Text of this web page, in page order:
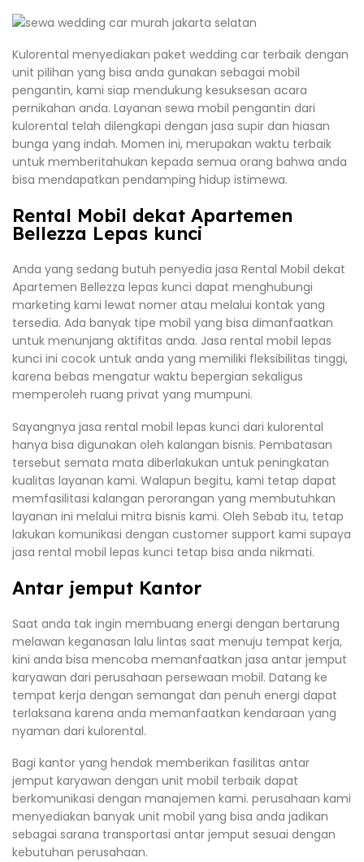
Kulorental menyediakan paket wedding car terbaik dengan
unit pilihan yang bisa anda gunakan sebagai mobil
pengantin, kami siap mendukung kesuksesan acara
pernikahan anda. Layanan sewa mobil pengantin dari
kulorental telah dilengkapi dengan jasa supir dan hiasan
bunga yang indah. Momen ini, merupakan waktu terbaik
untuk memberitahukan kepada semua orang bahwa anda
bisa mendapatkan pendamping hidup istimewa.
Rental Mobil dekat Apartemen
Bellezza Lepas kunci
Anda yang sedang butuh penyedia jasa Rental Mobil dekat
Apartemen Bellezza lepas kunci dapat menghubungi
marketing kami lewat nomer atau melalui kontak yang
tersedia. Ada banyak tipe mobil yang bisa dimanfaatkan
untuk menunjang aktifitas anda. Jasa rental mobil lepas
kunci ini cocok untuk anda yang memiliki fleksibilitas tinggi,
karena bebas mengatur waktu bepergian sekaligus
memperoleh ruang privat yang mumpuni.
Sayangnya jasa rental mobil lepas kunci dari kulorental
hanya bisa digunakan oleh kalangan bisnis. Pembatasan
tersebut semata mata diberlakukan untuk peningkatan
kualitas layanan kami. Walapun begitu, kami tetap dapat
memfasilitasi kalangan perorangan yang membutuhkan
layanan ini melalui mitra bisnis kami. Oleh Sebab itu, tetap
lakukan komunikasi dengan customer support kami supaya
jasa rental mobil lepas kunci tetap bisa anda nikmati.
Antar jemput Kantor
Saat anda tak ingin membuang energi dengan bertarung
melawan keganasan lalu lintas saat menuju tempat kerja,
kini anda bisa mencoba memanfaatkan jasa antar jemput
karyawan dari perusahaan persewaan mobil. Datang ke
tempat kerja dengan semangat dan penuh energi dapat
terlaksana karena anda memanfaatkan kendaraan yang
nyaman dari kulorental.
Bagi kantor yang hendak memberikan fasilitas antar
jemput karyawan dengan unit mobil terbaik dapat
berkomunikasi dengan manajemen kami. perusahaan kami
menyediakan banyak unit mobil yang bisa anda jadikan
sebagai sarana transportasi antar jemput sesuai dengan
kebutuhan perusahaan.